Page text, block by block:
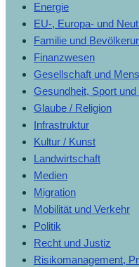
Energie
EU-, Europa- und
Familie und
Finanzwesen
Gesellschaft und
Gesundheit, Sport
Glaube / Religion
Infrastruktur
Kultur / Kunst
Landwirtschaft
Medien
Migration
Mobilität und Verkehr
Politik
Recht und Justiz
Risikomanagement,